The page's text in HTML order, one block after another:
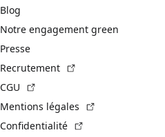
Blog
Notre engagement green
Presse
Recrutement
CGU
Mentions légales
Confidentialité